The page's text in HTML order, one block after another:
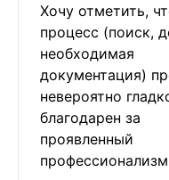
Хочу отметить,
процесс (поиск,
необходимая
документация)
невероятно
благодарен за
проявленный